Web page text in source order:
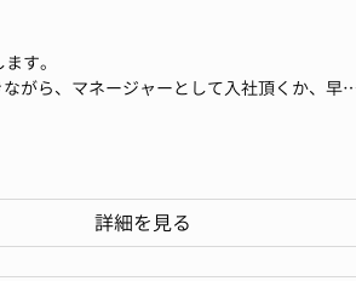
す。
がら、マネージャーとして入社頂くか、早
ています。
ースなど）の作成
詳細を見る